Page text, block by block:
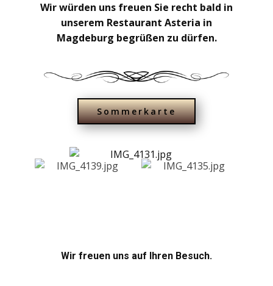
Wir würden uns freuen Sie recht bald in
unserem Restaurant Asteria in
Magdeburg begrüßen zu dürfen.
Sommerkarte
Wir freuen uns auf Ihren Besuch.